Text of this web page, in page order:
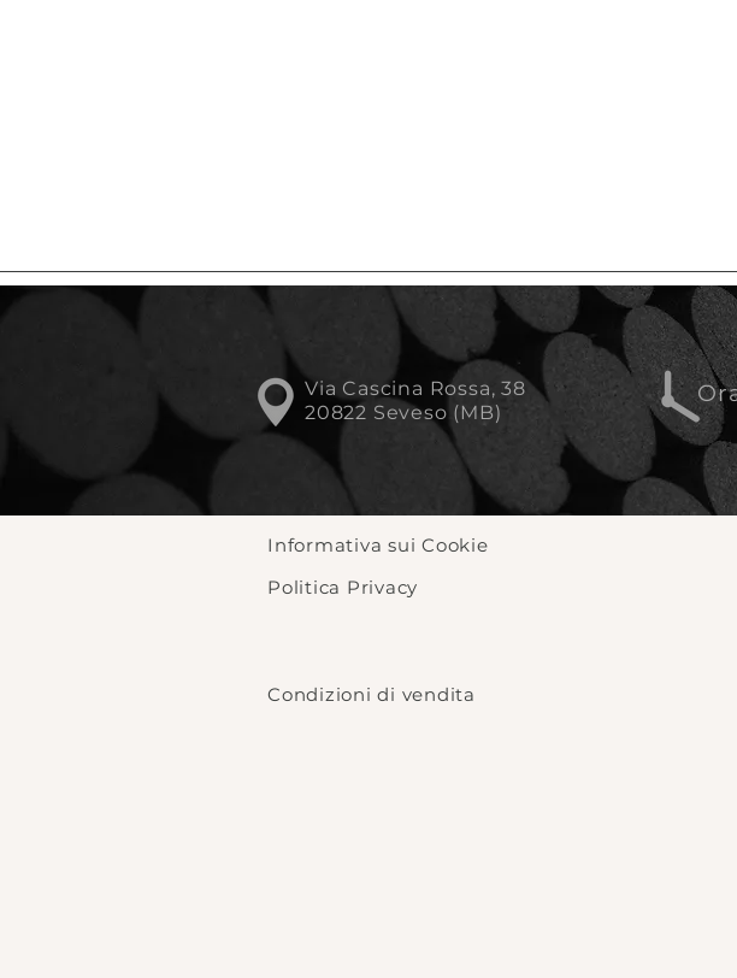
Via Cascina Rossa, 38
20822 Seveso (MB)
Informativa sui Cookie
Politica Privacy
Condizioni di vendita